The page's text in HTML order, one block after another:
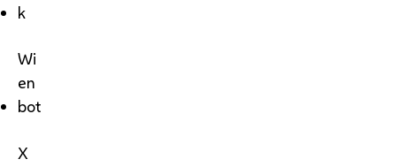
k
Wi
en
bot
X